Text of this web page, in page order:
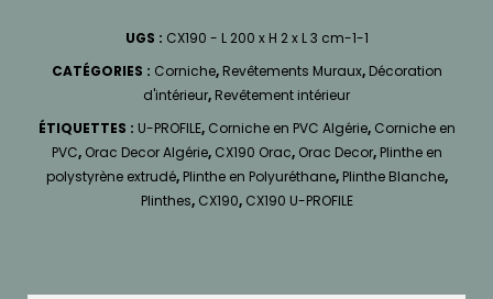
UGS : CX190 - L 200 x H 2 x L 3 cm-1-1
CATÉGORIES : Corniche, Revêtements Muraux, Décoration
d'intérieur, Revêtement intérieur
ÉTIQUETTES : U-PROFILE, Corniche en PVC Algérie, Corniche en
PVC, Orac Decor Algérie, CX190 Orac, Orac Decor, Plinthe en
polystyrène extrudé, Plinthe en Polyuréthane, Plinthe Blanche,
Plinthes, CX190, CX190 U-PROFILE